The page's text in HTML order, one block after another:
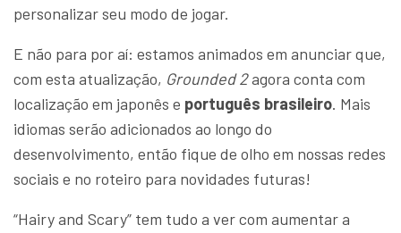
personalizar seu modo de jogar.
E não para por aí: estamos animados em anunciar que,
com esta atualização, Grounded 2agora conta com
localização em japonês e português brasileiro. Mais
idiomas serão adicionados ao longo do
desenvolvimento, então fique de olho em nossas redes
sociais e no roteiro para novidades futuras!
“Hairy and Scary” tem tudo a ver com aumentar a